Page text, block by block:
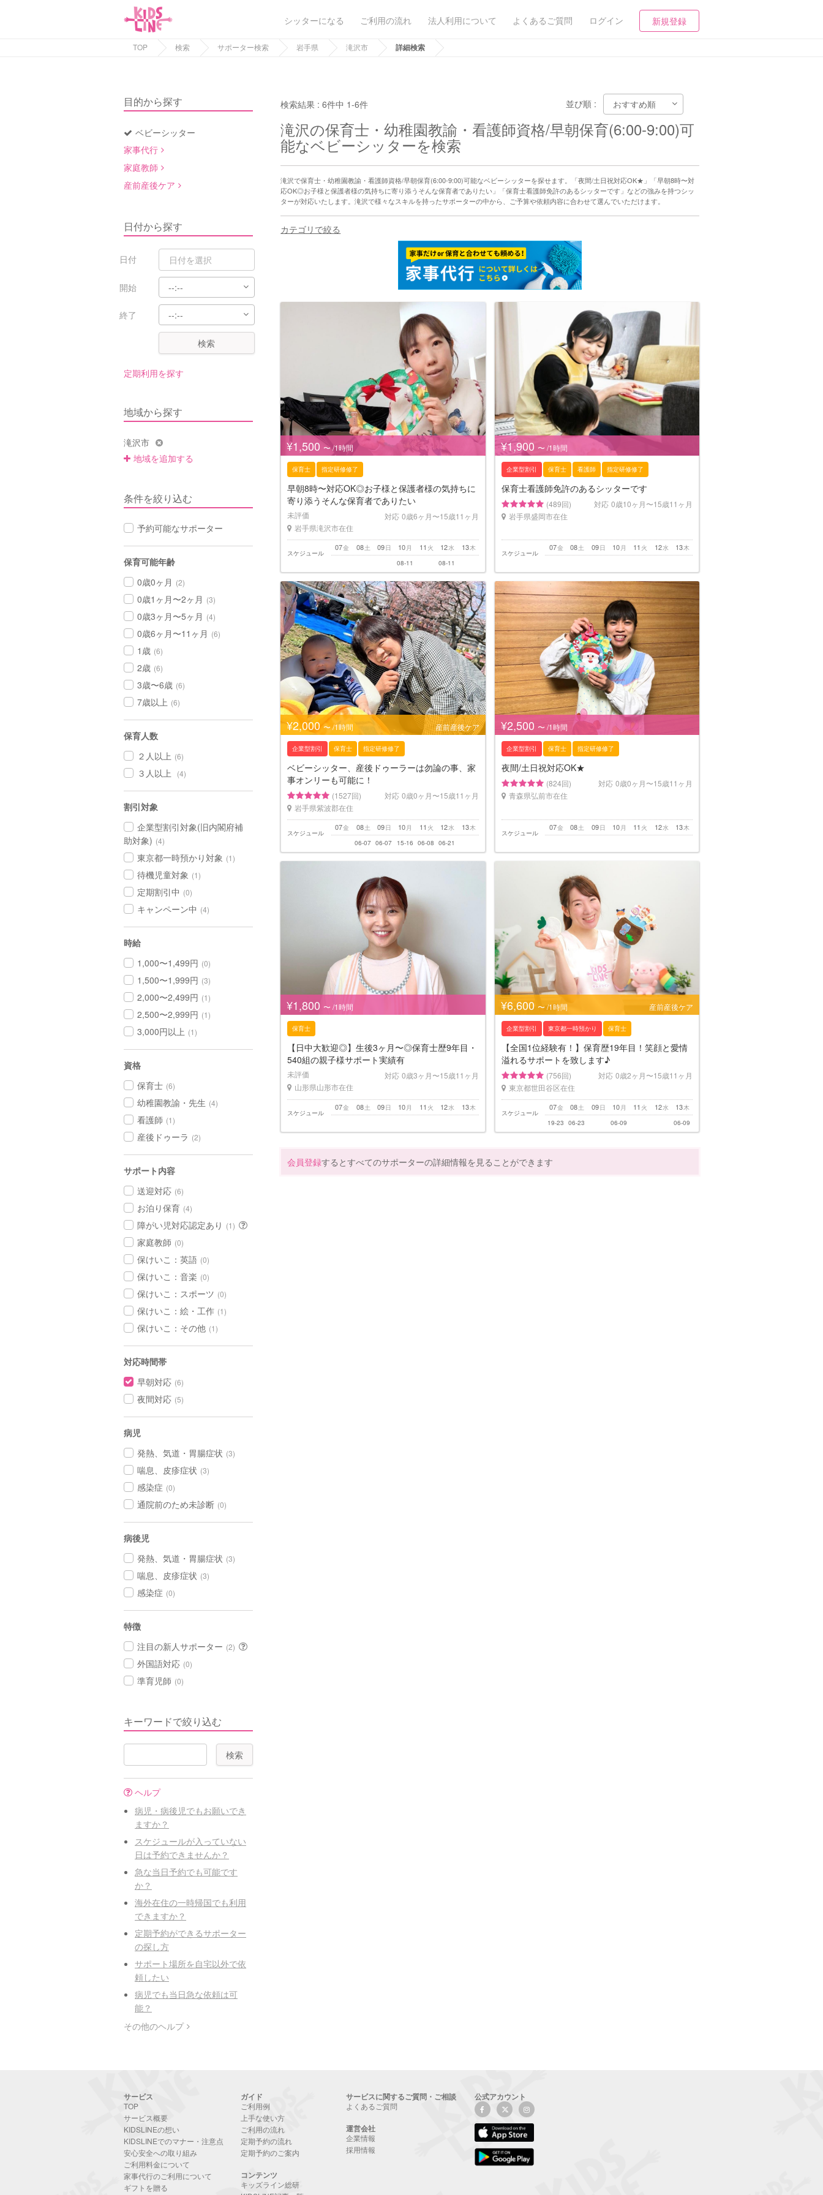
シッターになる ご利用の流れ 法人利用について よくあるご質問 ログイン 新規登録
TOP 検索 サポーター検索 岩手県 滝沢市 詳細検索
目的から探す
ベビーシッター
家事代行
家庭教師
産前産後ケア
日付から探す
日付
開始
終了
検索
定期利用を探す
地域から探す
滝沢市
地域を追加する
条件を絞り込む
予約可能なサポーター
保育可能年齢
0歳0ヶ月 (2)
0歳1ヶ月〜2ヶ月 (3)
0歳3ヶ月〜5ヶ月 (4)
0歳6ヶ月〜11ヶ月 (6)
1歳 (6)
2歳 (6)
3歳〜6歳 (6)
7歳以上 (6)
保育人数
２人以上 (6)
３人以上 (4)
割引対象
企業型割引対象(旧内閣府補
助対象) (4)
東京都一時預かり対象 (1)
待機児童対象 (1)
定期割引中 (0)
キャンペーン中 (4)
時給
1,000〜1,499円 (0)
1,500〜1,999円 (3)
2,000〜2,499円 (1)
2,500〜2,999円 (1)
3,000円以上 (1)
資格
保育士 (6)
幼稚園教諭・先生 (4)
看護師 (1)
産後ドゥーラ (2)
サポート内容
送迎対応 (6)
お泊り保育 (4)
障がい児対応認定あり (1)
家庭教師 (0)
保けいこ：英語 (0)
保けいこ：音楽 (0)
保けいこ：スポーツ (0)
保けいこ：絵・工作 (1)
保けいこ：その他 (1)
対応時間帯
早朝対応 (6)
夜間対応 (5)
病児
発熱、気道・胃腸症状 (3)
喘息、皮疹症状 (3)
感染症 (0)
通院前のため未診断 (0)
病後児
発熱、気道・胃腸症状 (3)
喘息、皮疹症状 (3)
感染症 (0)
特徴
注目の新人サポーター (2)
外国語対応 (0)
準育児師 (0)
キーワードで絞り込む
ヘルプ
病児・病後児でもお願いでき
ますか？
スケジュールが入っていない
日は予約できませんか？
急な当日予約でも可能です
か？
海外在住の一時帰国でも利用
できますか？
定期予約ができるサポーター
の探し方
サポート場所を自宅以外で依
頼したい
病児でも当日急な依頼は可
能？
その他のヘルプ
検索結果 :6件中 1-6件 並び順 :
滝沢の保育士・幼稚園教諭・看護師資格/早朝保育(6:00-9:00)可
能なベビーシッターを検索
滝沢で保育士・幼稚園教諭・看護師資格/早朝保育(6:00-9:00)可能なベビーシッターを探せます。「夜間/土日祝対応OK★」「早朝8時〜対
応OK◎お子様と保護者様の気持ちに寄り添うそんな保育者でありたい」「保育士看護師免許のあるシッターです」などの強みを持つシッ
ターが対応いたします。滝沢で様々なスキルを持ったサポーターの中から、ご予算や依頼内容に合わせて選んでいただけます。
カテゴリで絞る
¥1,500 〜 /1時間
保育士 指定研修修了
早朝8時〜対応OK◎お子様と保護者様の気持ちに
寄り添うそんな保育者でありたい
未評価 対応 0歳6ヶ月〜15歳11ヶ月
岩手県滝沢市在住
スケジュール
金
07 土
08 日
09 月
10 火
11 水
12 木
13
08-11 08-11
¥1,900 〜 /1時間
企業型割引 保育士 看護師 指定研修修了
保育士看護師免許のあるシッターです
(489回) 対応 0歳10ヶ月〜15歳11ヶ月
岩手県盛岡市在住
スケジュール
金
07 土
08 日
09 月
10 火
11 水
12 木
13
¥2,000 〜 /1時間 産前産後ケア
企業型割引 保育士 指定研修修了
ベビーシッター、産後ドゥーラーは勿論の事、家
事オンリーも可能に！
(1527回) 対応 0歳0ヶ月〜15歳11ヶ月
岩手県紫波郡在住
スケジュール
金
07 土
08 日
09 月
10 火
11 水
12 木
13
06-07 06-07 15-16 06-08 06-21
¥2,500 〜 /1時間
企業型割引 保育士 指定研修修了
夜間/土日祝対応OK★
(824回) 対応 0歳0ヶ月〜15歳11ヶ月
青森県弘前市在住
スケジュール
金
07 土
08 日
09 月
10 火
11 水
12 木
13
¥1,800 〜 /1時間
保育士
【日中大歓迎◎】生後3ヶ月〜◎保育士歴9年目・
540組の親子様サポート実績有
未評価 対応 0歳3ヶ月〜15歳11ヶ月
山形県山形市在住
スケジュール
金
07 土
08 日
09 月
10 火
11 水
12 木
13
¥6,600 〜 /1時間 産前産後ケア
企業型割引 東京都一時預かり 保育士
【全国1位経験有！】保育歴19年目！笑顔と愛情
溢れるサポートを致します♪
(756回) 対応 0歳2ヶ月〜15歳11ヶ月
東京都世田谷区在住
スケジュール
金
07 土
08 日
09 月
10 火
11 水
12 木
13
19-23 06-23 06-09 06-09
会員登録するとすべてのサポーターの詳細情報を見ることができます
サービス
TOP
サービス概要
KIDSLINEの想い
KIDSLINEでのマナー・注意点
安心安全への取り組み
ご利用料金について
家事代行のご利用について
ギフトを贈る
ガイド
ご利用例
上手な使い方
ご利用の流れ
定期予約の流れ
定期予約のご案内
コンテンツ
キッズライン総研
サービスに関するご質問・ご相談
よくあるご質問
運営会社
企業情報
採用情報
公式アカウント